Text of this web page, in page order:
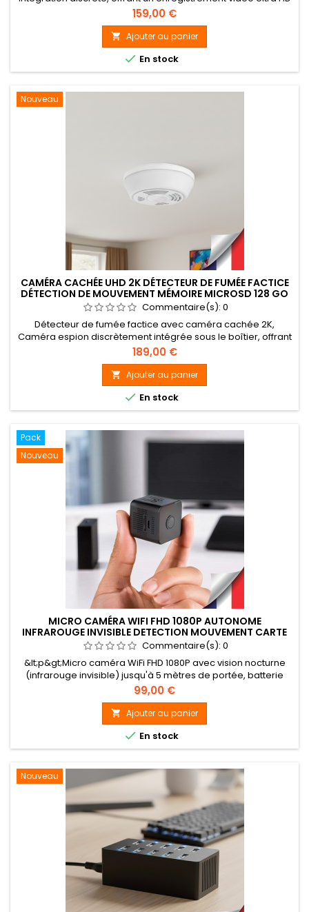
2K (2304×1296 à 30 images/seconde) sur carte micro SDHC
jusqu’à 128 Go (carte 128 Go fournie). Détection de
mouvement par capteur PIR avec enregistrement
automatique, modes continu ou programmé. Sortie vidéo
analogique pour visualisation et...
Prix
159,00 €
 Ajouter au panier
 En stock
Nouveau
CAMÉRA CACHÉE UHD 2K DÉTECTEUR DE FUMÉE FACTICE
DÉTECTION DE MOUVEMENT MÉMOIRE MICROSD 128 GO
Commentaire(s): 0
Détecteur de fumée factice avec caméra cachée 2K,
Caméra espion discrètement intégrée sous le boîtier, offrant
un enregistrement vidéo Ultra HD 2K (2304×1296 à 30
images/seconde) sur carte micro SDHC jusqu’à 128 Go
(carte 128 Go fournie). Détection de mouvement par capteur
PIR avec enregistrement automatique, modes continu ou
programmé. Sortie vidéo...
Prix
189,00 €
 Ajouter au panier
 En stock
Pack
Nouveau
MICRO CAMÉRA WIFI FHD 1080P AUTONOME
INFRAROUGE INVISIBLE DETECTION MOUVEMENT CARTE
SD 32GO
Commentaire(s): 0
&lt;p&gt;Micro caméra WiFi FHD 1080P avec vision nocturne
(infrarouge invisible) jusqu'à 5 mètres de portée, batterie
rechargeable intégrée jusqu'à 3 heures d'autonomie,
Enregistrement en continu ou à la détection de mouvement,
enregistre sur carte micro SDHC (max.32Go, carte 32Go
fournie), accès en mode point à point (en direct) ou
connexion à distance...
Prix
99,00 €
 Ajouter au panier
 En stock
Nouveau